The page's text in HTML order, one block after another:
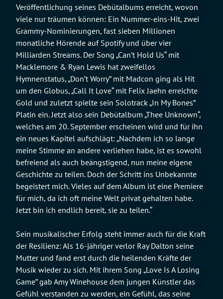
Veröffentlichung seines Debütalbums erreicht, wovon
viele nur träumen können: Ein Nummer-eins-Hit, zwei
Grammy-Nominierungen, fast sieben Millionen
monatliche Hörende auf Spotify und über vier
Milliarden Streams. Der Song „Can’t Hold Us“ mit
Macklemore & Ryan Lewis hat zweifellos
Hymnenstatus, „Don’t Worry” mit Madcon ging als Hit
um den Globus, „Call It Love“ mit Felix Jaehn erreichte
Gold und zuletzt spielte sein Solotrack „In My Bones”
Platin ein. Jetzt also sein Debütalbum „Thee Unknown“,
welches am 20. September erscheinen wird und für ihn
ein neues Kapitel aufschlägt: „Nachdem ich so lange
meine Stimme an andere verliehen habe, ist es sowohl
befreiend als auch beängstigend, nun meine eigene
Geschichte zu teilen. Doch der Schritt ins Unbekannte
begeistert mich. Vieles auf dem Album ist eine Premiere
für mich, da ich oft meine Welt privat gehalten habe.
Jetzt bin ich endlich bereit, sie zu teilen.“
Sein musikalischer Erfolg steht immer auch für die Kraft
der Resilienz: Als 16-jähriger verlor Ray Dalton seine
Mutter und fand erst durch die heilenden Kräfte der
Musik wieder zu sich. Mit ihrem Song „Love Is A Losing
Game” gab Amy Winehouse dem jungen Künstler das
Gefühl verstanden zu werden, ein Gefühl, das seine